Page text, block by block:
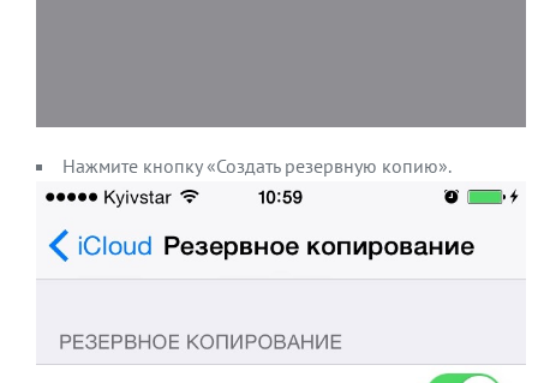
Нажмите кнопку «Создать резервную копию».